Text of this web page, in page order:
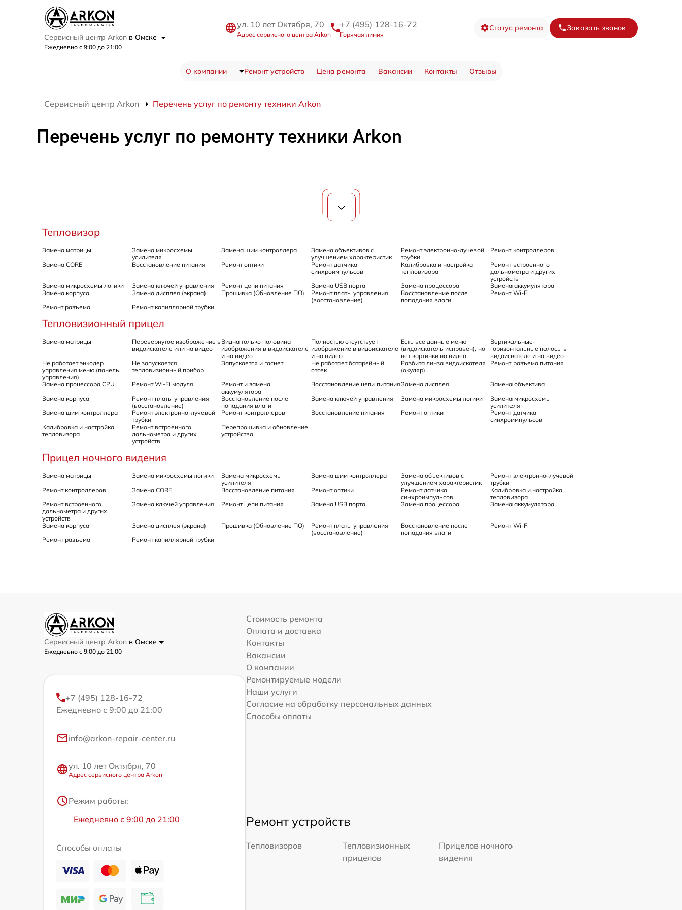
Сервисный центр Arkon в Омске
Ежедневно с 9:00 до 21:00
ул. 10 лет Октября, 70
Адрес сервисного центра Arkon
+7 (495) 128-16-72
Горячая линия
Статус ремонта Заказать звонок
О компании Ремонт устройств Цена ремонта Вакансии Контакты Отзывы
Сервисный центр Arkon Перечень услуг по ремонту техники Arkon
Перечень услуг по ремонту техники Arkon
Тепловизор
Замена матрицы
Замена микросхемы
усилителя
Замена шим контроллера
Замена объективов с
улучшением характеристик
Ремонт электронно-лучевой
трубки
Ремонт контроллеров
Замена CORE
Восстановление питания Ремонт оптики
Ремонт датчика
синхроимпульсов
Калибровка и настройка
тепловизора
Ремонт встроенного
дальнометра и других
устройств
Замена микросхемы логики
Замена ключей управления Ремонт цепи питания Замена USB порта Замена процессора
Замена аккумулятора
Замена корпуса
Замена дисплея (экрана) Прошивка (Обновление ПО)
Ремонт платы управления
(восстановление)
Восстановление после
попадания влаги
Ремонт Wi-Fi
Ремонт разъема
Ремонт капиллярной трубки
Тепловизионный прицел
Замена матрицы
Перевёрнутое изображение в
видоискателе или на видео
Видна только половина
изображения в видоискателе
и на видео
Полностью отсутствует
изображение в видоискателе
и на видео
Есть все данные меню
(видоискатель исправен), но
нет картинки на видео
Вертикальные-
горизонтальные полосы в
видоискателе и на видео
Не работает энкодер
управления меню (панель
управления)
Не запускается
тепловизионный прибор
Запускается и гаснет
Не работает батарейный
отсек
Разбита линза видоискателя
(окуляр)
Ремонт разъема питания
Замена процессора CPU Ремонт Wi-Fi модуля
Ремонт и замена
аккумулятора
Восстановление цепи питанияЗамена дисплея
Замена объектива
Замена корпуса
Ремонт платы управления
(восстановление)
Восстановление после
попадания влаги
Замена ключей управления Замена микросхемы логики
Замена микросхемы
усилителя
Замена шим контроллера
Ремонт электронно-лучевой
трубки
Ремонт контроллеров Восстановление питания Ремонт оптики
Ремонт датчика
синхроимпульсов
Калибровка и настройка
тепловизора
Ремонт встроенного
дальнометра и других
устройств
Перепрошивка и обновление
устройства
Прицел ночного видения
Замена матрицы Замена микросхемы логики
Замена микросхемы
усилителя
Замена шим контроллера
Замена объективов с
улучшением характеристик
Ремонт электронно-лучевой
трубки
Ремонт контроллеров
Замена CORE Восстановление питания Ремонт оптики
Ремонт датчика
синхроимпульсов
Калибровка и настройка
тепловизора
Ремонт встроенного
дальнометра и других
устройств
Замена ключей управления Ремонт цепи питания Замена USB порта Замена процессора Замена аккумулятора
Замена корпуса Замена дисплея (экрана) Прошивка (Обновление ПО)
Ремонт платы управления
(восстановление)
Восстановление после
попадания влаги
Ремонт Wi-Fi
Ремонт разъема
Ремонт капиллярной трубки
Сервисный центр Arkon в Омске
Ежедневно с 9:00 до 21:00
+7 (495) 128-16-72
Ежедневно с 9:00 до 21:00
info@arkon-repair-center.ru
ул. 10 лет Октября, 70
Адрес сервисного центра Arkon
Режим работы:
Ежедневно с 9:00 до 21:00
Способы оплаты
Стоимость ремонта
Оплата и доставка
Контакты
Вакансии
О компании
Ремонтируемые модели
Наши услуги
Согласие на обработку персональных данных
Способы оплаты
Ремонт устройств
Тепловизоров
Тепловизионных
прицелов
Прицелов ночного
видения